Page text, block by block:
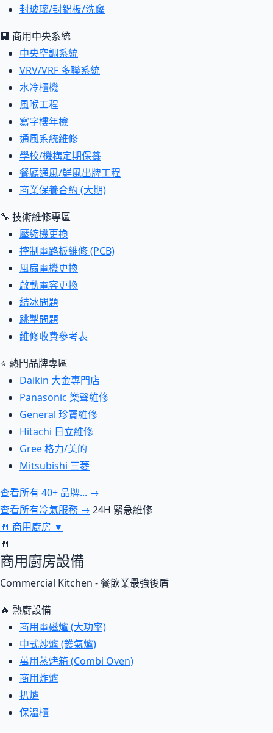
封玻璃/封鋁板/洗窿
🏢 商用中央系統
中央空調系統
VRV/VRF 多聯系統
水冷櫃機
風喉工程
寫字樓年檢
通風系統維修
學校/機構定期保養
餐廳通風/鮮風出牌工程
商業保養合約 (大期)
🔧 技術維修專區
壓縮機更換
控制電路板維修 (PCB)
風扇電機更換
啟動電容更換
結冰問題
跳掣問題
維修收費參考表
⭐ 熱門品牌專區
Daikin 大金專門店
Panasonic 樂聲維修
General 珍寶維修
Hitachi 日立維修
Gree 格力/美的
Mitsubishi 三菱
查看所有 40+ 品牌... →
查看所有冷氣服務 → 24H 緊急維修
🍴 商用廚房 ▼
🍴
商用廚房設備
Commercial Kitchen - 餐飲業最強後盾
🔥 熱廚設備
商用電磁爐 (大功率)
中式炒爐 (鑊氣爐)
萬用蒸烤箱 (Combi Oven)
商用炸爐
扒爐
保溫櫃